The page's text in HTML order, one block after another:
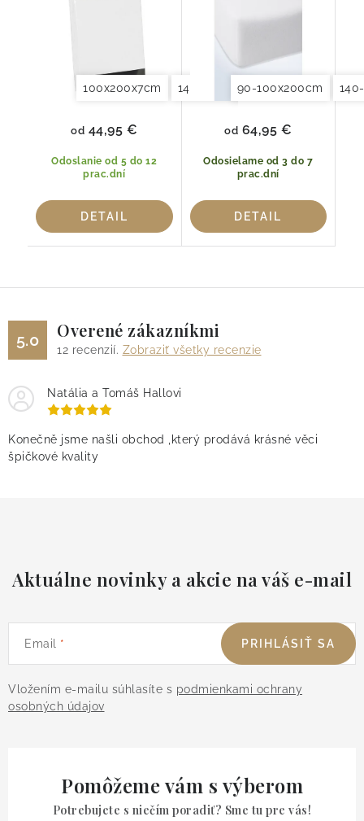
100x200x7cm 140-160x200x7cm 180-
Odoslanie od 5 do 12
prac.dní
od 44,95 €
DETAIL
90-100x200cm
Odosielame od 3 do 7
prac.dní
od 64,95 €
DETAIL
5.0 Overené zákazníkmi
12 recenzií. Zobraziť všetky recenzie
Natália a Tomáš Hallovi
Konečně jsme našli obchod ,který prodává krásné věci
špičkové kvality
Aktuálne novinky a akcie na váš e-mail
Email
Vložením e-mailu súhlasíte s podmienkami ochrany
osobných údajov
PRIHLÁSIŤ SA
Pomôžeme vám s výberom
Potrebujete s niečím poradiť? Sme tu pre vás!